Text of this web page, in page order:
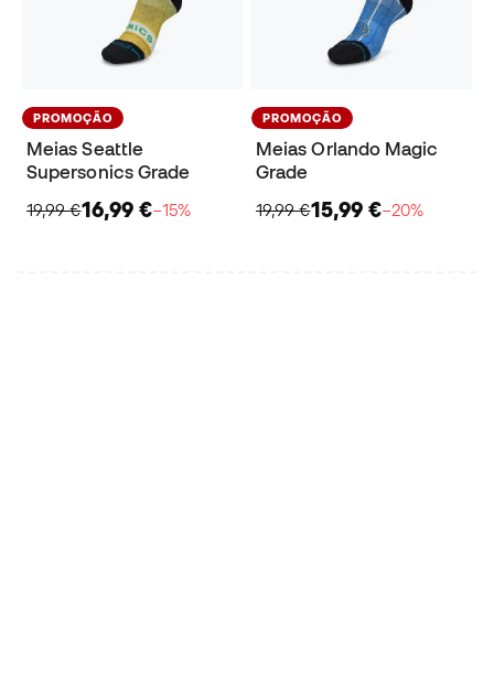
PROMOÇÃO
Meias Seattle
Supersonics Grade
19,99 €16,99 €−15%
PROMOÇÃO
Meias Orlando Magic
Grade
19,99 €15,99 €−20%